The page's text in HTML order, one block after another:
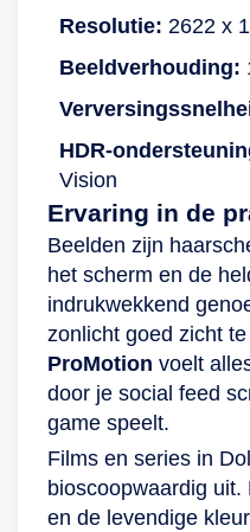
Resolutie: 2622 x
Beeldverhouding:
HDR-
Vision
Ervaring in de
Beelden zijn
het scherm en de
indrukwekkend
zonlicht goed zicht
ProMotion voelt
door je social feed
game speelt.
Films en series in
bioscoopwaardig
en de levendige